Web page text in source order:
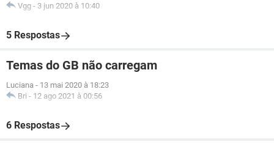
Vgg - 3 jun 2020 à 10:40
5 Respostas
Temas do GB não carregam
Luciana - 13 mai 2020 à 18:23
Bri - 12 ago 2021 à 00:56
6 Respostas